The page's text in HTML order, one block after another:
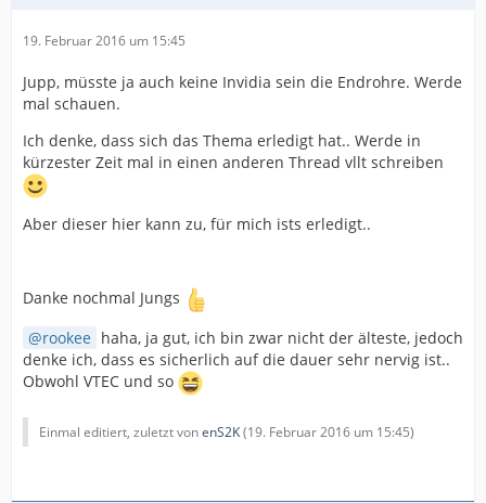
19. Februar 2016 um 15:45
Jupp, müsste ja auch keine Invidia sein die Endrohre. Werde
mal schauen.
Ich denke, dass sich das Thema erledigt hat.. Werde in
kürzester Zeit mal in einen anderen Thread vllt schreiben
Aber dieser hier kann zu, für mich ists erledigt..
Danke nochmal Jungs
rookee haha, ja gut, ich bin zwar nicht der älteste, jedoch
denke ich, dass es sicherlich auf die dauer sehr nervig ist..
Obwohl VTEC und so
Einmal editiert, zuletzt vonenS2K(19. Februar 2016 um 15:45)